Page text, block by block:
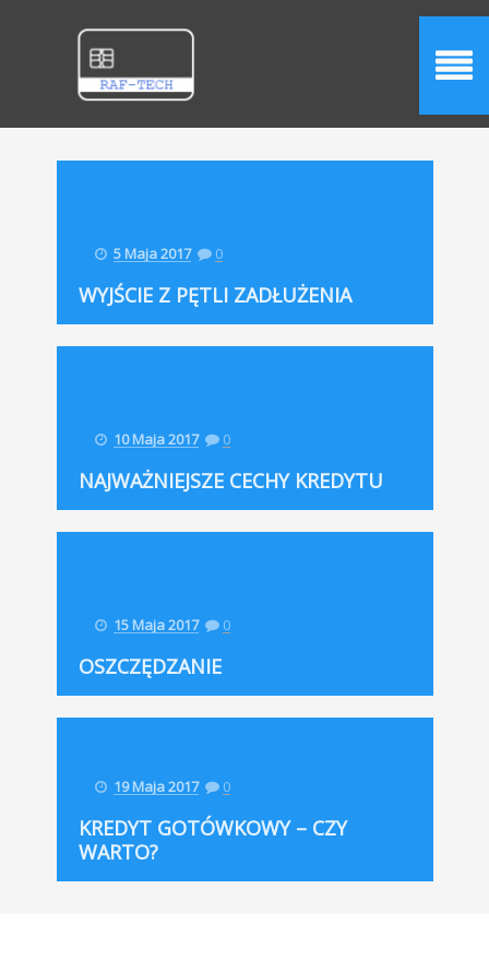
5 Maja 2017 0
WYJŚCIE Z PĘTLI ZADŁUŻENIA
10 Maja 2017 0
NAJWAŻNIEJSZE CECHY KREDYTU
15 Maja 2017 0
OSZCZĘDZANIE
19 Maja 2017 0
KREDYT GOTÓWKOWY – CZY
WARTO?